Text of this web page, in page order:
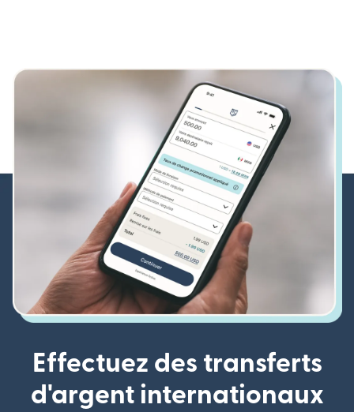
Effectuez des transferts
d'argent internationaux